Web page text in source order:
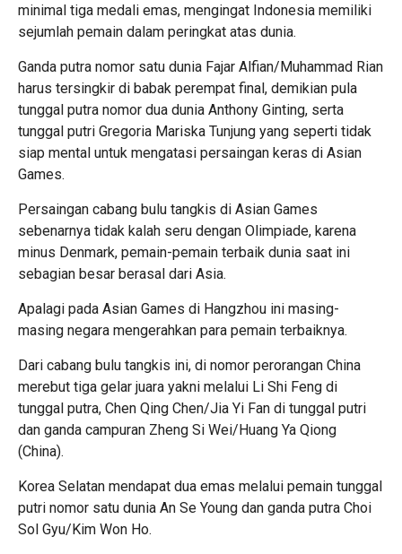
minimal tiga medali emas, mengingat Indonesia memiliki
sejumlah pemain dalam peringkat atas dunia.
Ganda putra nomor satu dunia Fajar Alfian/Muhammad Rian
harus tersingkir di babak perempat final, demikian pula
tunggal putra nomor dua dunia Anthony Ginting, serta
tunggal putri Gregoria Mariska Tunjung yang seperti tidak
siap mental untuk mengatasi persaingan keras di Asian
Games.
Persaingan cabang bulu tangkis di Asian Games
sebenarnya tidak kalah seru dengan Olimpiade, karena
minus Denmark, pemain-pemain terbaik dunia saat ini
sebagian besar berasal dari Asia.
Apalagi pada Asian Games di Hangzhou ini masing-
masing negara mengerahkan para pemain terbaiknya.
Dari cabang bulu tangkis ini, di nomor perorangan China
merebut tiga gelar juara yakni melalui Li Shi Feng di
tunggal putra, Chen Qing Chen/Jia Yi Fan di tunggal putri
dan ganda campuran Zheng Si Wei/Huang Ya Qiong
(China).
Korea Selatan mendapat dua emas melalui pemain tunggal
putri nomor satu dunia An Se Young dan ganda putra Choi
Sol Gyu/Kim Won Ho.